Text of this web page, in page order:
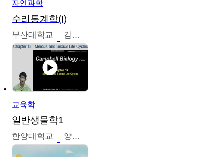
자연과학
수리통계학(I)
부산대학교 김충락
교육학
일반생물학1
한양대학교 양철수